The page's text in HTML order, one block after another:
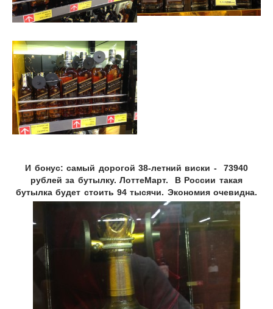
И бонус: самый дорогой 38-летний виски -
73940
рублей за бутылку. ЛоттеМарт.
В России такая
бутылка будет стоить 94 тысячи. Экономия очевидна.